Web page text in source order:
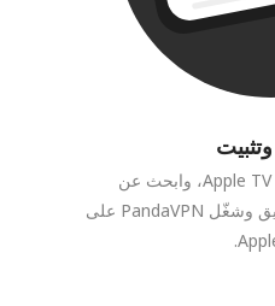
افتح App Store على Apple TV، وابحث عن
PandaVPN، ثم نزّل التطبيق وشغّل PandaVPN على